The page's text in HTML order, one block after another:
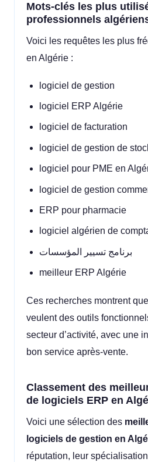
Mots-clés les plus
professionnels
Voici les requêtes les plus
en Algérie :
logiciel de gestion
logiciel ERP Algérie
logiciel de facturation
logiciel de gestion de
logiciel pour PME en
logiciel de gestion
ERP pour pharmacie
logiciel algérien de
برنامج تسيير المؤسسات
meilleur ERP Algérie
Ces recherches montrent
veulent des outils
secteur d’activité, avec une
bon service après-vente.
Classement des
de logiciels ERP en
Voici une sélection des
logiciels de gestion en
réputation, leur